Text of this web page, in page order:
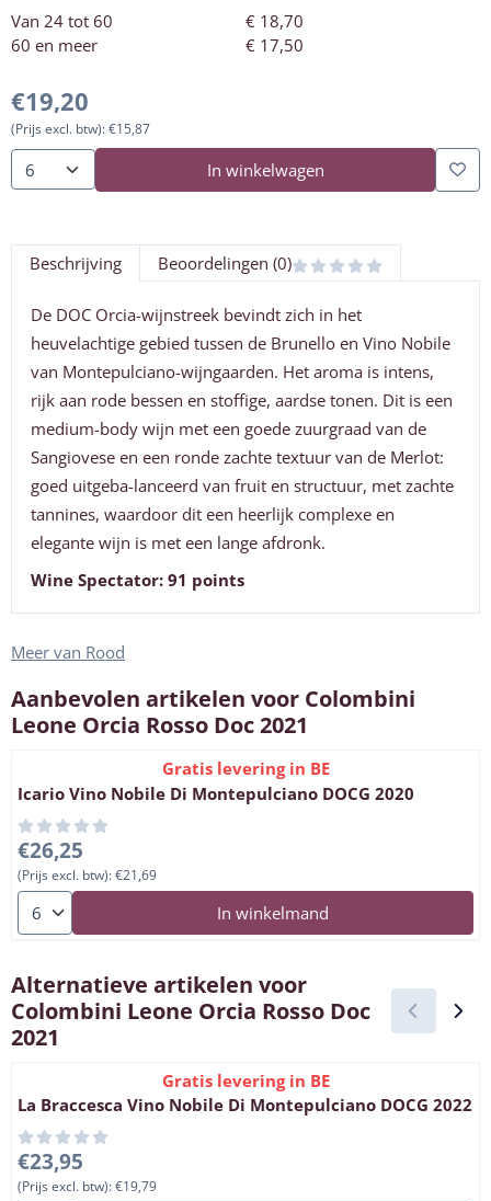
Van 24 tot 60 € 18,70
60 en meer
€ 17,50
€19,20
(Prijs excl. btw):€15,87
Aantal In winkelwagen
Beschrijving Beoordelingen (0)
De DOC Orcia-wijnstreek bevindt zich in het
heuvelachtige gebied tussen de Brunello en Vino Nobile
van Montepulciano-wijngaarden. Het aroma is intens,
rijk aan rode bessen en stoffige, aardse tonen. Dit is een
medium-body wijn met een goede zuurgraad van de
Sangiovese en een ronde zachte textuur van de Merlot:
goed uitgeba-lanceerd van fruit en structuur, met zachte
tannines, waardoor dit een heerlijk complexe en
elegante wijn is met een lange afdronk.
Wine Spectator: 91 points
Meer van Rood
Aanbevolen artikelen voor Colombini
Leone Orcia Rosso Doc 2021
Gratis levering in BE
Icario Vino Nobile Di Montepulciano DOCG 2020
Prijs: 26,25, exclusief btw: 21,69
€26,25
(Prijs excl. btw):€21,69
Aantal kiezen voor Icario Vino Nobile Di Montepulciano DOCG
In winkelmand
Alternatieve artikelen voor
Colombini Leone Orcia Rosso Doc
2021
Gratis levering in BE
La Braccesca Vino Nobile Di Montepulciano DOCG 2022
Prijs: 23,95, exclusief btw: 19,79
€23,95
(Prijs excl. btw):€19,79